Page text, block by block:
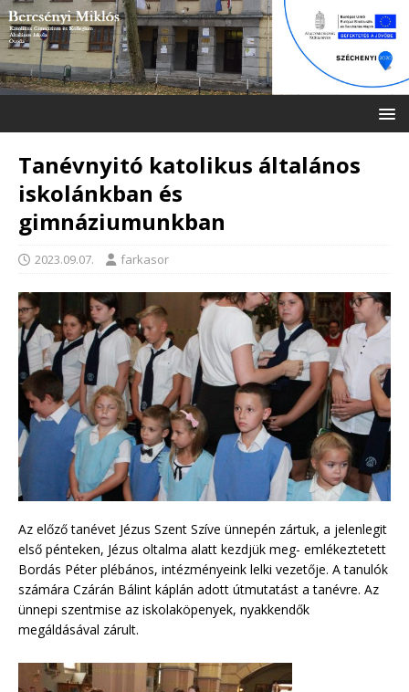
Tanévnyitó katolikus általános
iskolánkban és
gimnáziumunkban
2023.09.07. farkasor
Az előző tanévet Jézus Szent Szíve ünnepén zártuk, a jelenlegit
első pénteken, Jézus oltalma alatt kezdjük meg- emlékeztetett
Bordás Péter plébános, intézményeink lelki vezetője. A tanulók
számára Czárán Bálint káplán adott útmutatást a tanévre. Az
ünnepi szentmise az iskolaköpenyek, nyakkendők
megáldásával zárult.